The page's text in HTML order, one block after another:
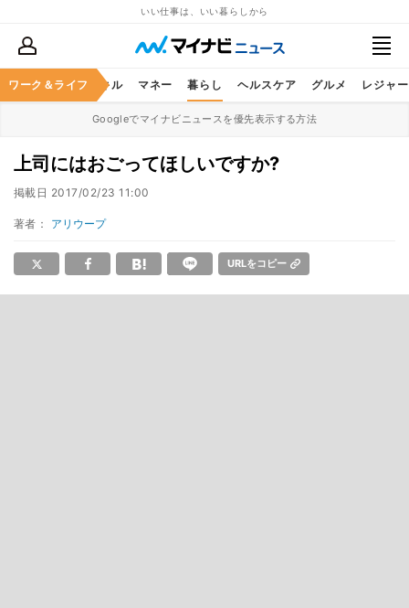
いい仕事は、いい暮らしから
ワーク＆ライフ
ア ビジネススキル マネー 暮らし ヘルスケア グルメ レジャー
Googleでマイナビニュースを優先表示する方法
上司にはおごってほしいですか?
掲載日 2017/02/23 11:00
著者： アリウープ
URLをコピー